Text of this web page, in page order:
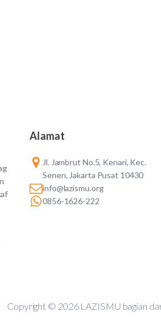
Alamat
Jl. Jambrut No.5, Kenari, Kec.
Senen, Jakarta Pusat 10430
info@lazismu.org
0856-1626-222
Copyright © 2026 LAZISMU bagian